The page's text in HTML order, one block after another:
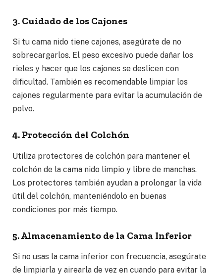
3. Cuidado de los Cajones
Si tu cama nido tiene cajones, asegúrate de no
sobrecargarlos. El peso excesivo puede dañar los
rieles y hacer que los cajones se deslicen con
dificultad. También es recomendable limpiar los
cajones regularmente para evitar la acumulación de
polvo.
4. Protección del Colchón
Utiliza protectores de colchón para mantener el
colchón de la cama nido limpio y libre de manchas.
Los protectores también ayudan a prolongar la vida
útil del colchón, manteniéndolo en buenas
condiciones por más tiempo.
5. Almacenamiento de la Cama Inferior
Si no usas la cama inferior con frecuencia, asegúrate
de limpiarla y airearla de vez en cuando para evitar la